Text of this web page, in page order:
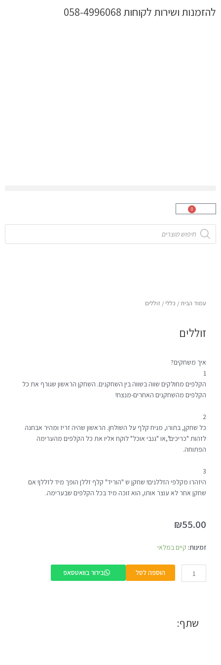
לתוכןלהזמנות ושירות לקוחות 058-4996068
0
עגלת
Products
search
עמוד הבית / כללי / זוללים
זוללים
איך משחקים?
1
הקלפים מחולקים שווה בשווה בין השחקנים. השחקן הראשון שגורף את כל
הקלפים מהשחקנים האחרים-מנצח!
2
כל שחקן, בתורו, מניח קלף על השולחן. הראשון שהיה זריז ומהיר אבחנה
לזהות "כריכים",או "גנבי אוכל" לוקח אליו את כל הקלפים מהערימה
הפתוחה.
3
היזהרו מקלפי הזללנים! שחקן ש "הוריד" קלף זללן הופך מיד לזללן! אם
שחקן אחר לא עוצר אותו, הוא זוכה מיד בכל הקלפים שבערימה.
₪55.00
זמינות: קיים במלאי
כמות
הוספה לסל בירור בוואטסאפ
שתף: